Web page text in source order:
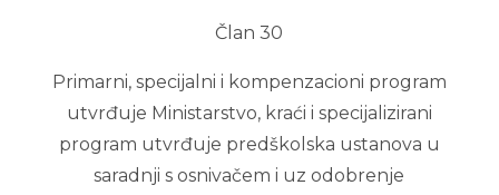
Član 30
Primarni, specijalni i kompenzacioni program
utvrđuje Ministarstvo, kraći i specijalizirani
program utvrđuje predškolska ustanova u
saradnji s osnivačem i uz odobrenje